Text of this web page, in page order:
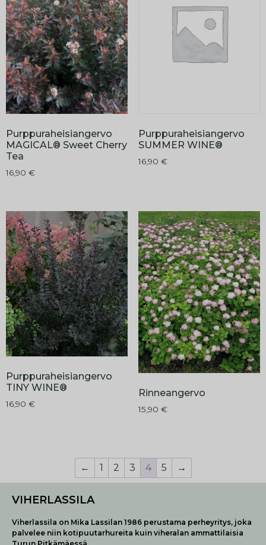
Purppuraheisiangervo
MAGICAL® Sweet Cherry
Tea
16,90 €
Purppuraheisiangervo
SUMMER WINE®
16,90 €
Purppuraheisiangervo
TINY WINE®
16,90 €
Rinneangervo
15,90 €
← 1 2 3 4 5 →
VIHERLASSILA
Viherlassila on Mika Lassilan 1986 perustama perheyritys, joka
palvelee niin kotipuutarhureita kuin viheralan ammattilaisia